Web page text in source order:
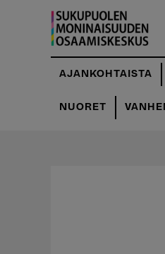
pääsisältöön
AJANKOHTAISTA
NUORET